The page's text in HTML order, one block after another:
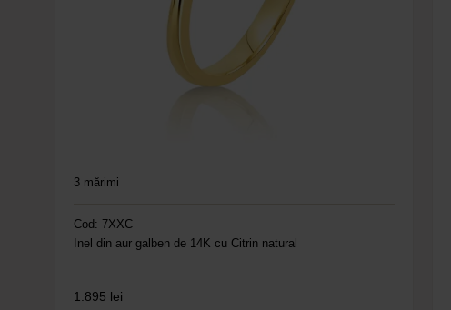
3 mărimi
Cod: 7XXC
Inel din aur galben de 14K cu Citrin natural
1.895 lei